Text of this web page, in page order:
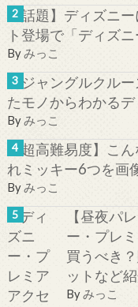
【話題】ディズニ
ト登場で「ディズ
Byみっこ
【ジャングルクル
たモノからわかる
Byみっこ
【超高難易度】こ
れミッキー6つを画
Byみっこ
【昼夜パ
ー・プレ
買うべき
ットなど
Byみっこ